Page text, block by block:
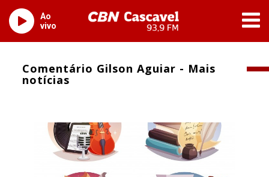
Ao
vivo
Comentário Gilson Aguiar - Mais
notícias